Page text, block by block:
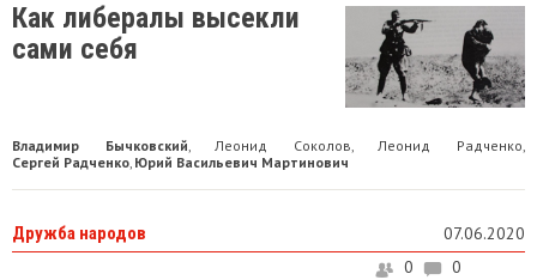
Как либералы высекли
сами себя
Владимир Бычковский,Леонид Соколов,Леонид Радченко,
Сергей Радченко, Юрий Васильевич Мартинович
Дружба народов 07.06.2020
0 0